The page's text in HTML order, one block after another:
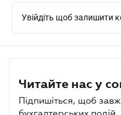
Увійдіть щоб залишити
Читайте нас у
Підпишіться, щоб
бухгалтерських подій.